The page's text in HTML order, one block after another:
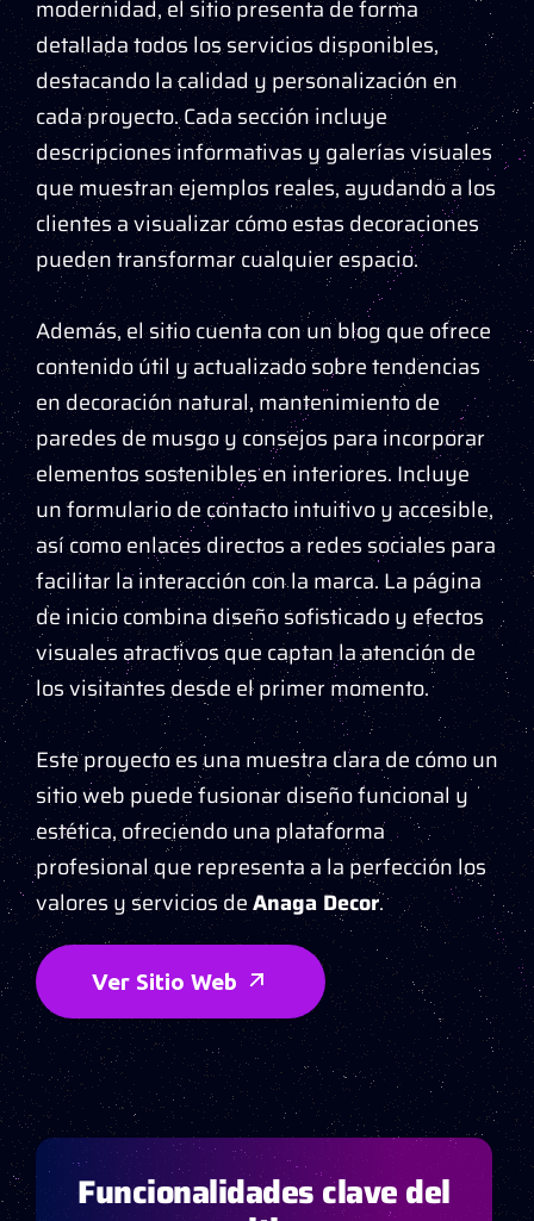
modernidad, el sitio presenta de forma
detallada todos los servicios disponibles,
destacando la calidad y personalización en
cada proyecto. Cada sección incluye
descripciones informativas y galerías visuales
que muestran ejemplos reales, ayudando a los
clientes a visualizar cómo estas decoraciones
pueden transformar cualquier espacio.
Además, el sitio cuenta con un blog que ofrece
contenido útil y actualizado sobre tendencias
en decoración natural, mantenimiento de
paredes de musgo y consejos para incorporar
elementos sostenibles en interiores. Incluye
un formulario de contacto intuitivo y accesible,
así como enlaces directos a redes sociales para
facilitar la interacción con la marca. La página
de inicio combina diseño sofisticado y efectos
visuales atractivos que captan la atención de
los visitantes desde el primer momento.
Este proyecto es una muestra clara de cómo un
sitio web puede fusionar diseño funcional y
estética, ofreciendo una plataforma
profesional que representa a la perfección los
valores y servicios deAnaga Decor.
Ver Sitio Web
Funcionalidades clave del